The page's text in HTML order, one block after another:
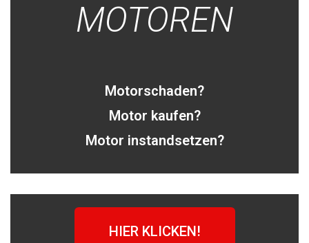
MOTOREN
Motorschaden?
Motor kaufen?
Motor instandsetzen?
HIER KLICKEN!